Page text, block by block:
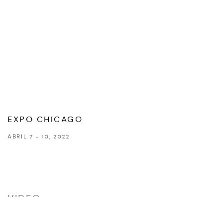
EXPO CHICAGO
ABRIL 7 - 10, 2022